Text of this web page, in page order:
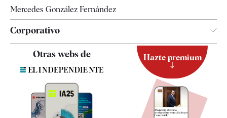
Mercedes González Fernández
Corporativo
Contacto
Quiénes somos
Otras webs de Hazte premium